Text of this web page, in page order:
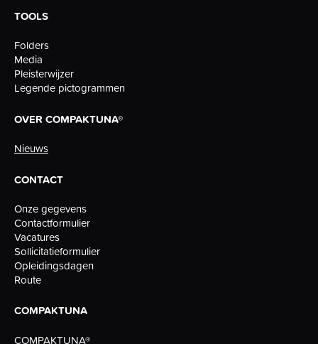
TOOLS
Folders
Media
Pleisterwijzer
Legende pictogrammen
OVER COMPAKTUNA®
Nieuws
CONTACT
Onze gegevens
Contactformulier
Vacatures
Sollicitatieformulier
Opleidingsdagen
Route
COMPAKTUNA
COMPAKTUNA®